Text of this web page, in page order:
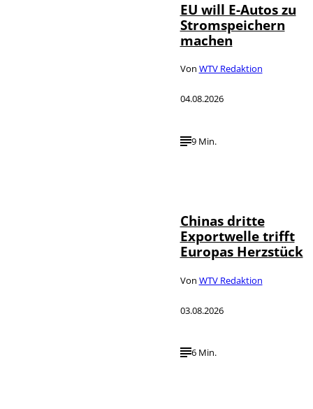
EU will E-Autos zu
Stromspeichern
machen
Von WTV Redaktion
04.08.2026
9 Min.
Chinas dritte
Exportwelle trifft
Europas Herzstück
Von WTV Redaktion
03.08.2026
6 Min.